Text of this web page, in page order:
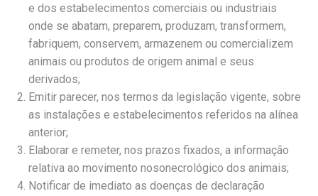
e dos estabelecimentos comerciais ou industriais
onde se abatam, preparem, produzam, transformem,
fabriquem, conservem, armazenem ou comercializem
animais ou produtos de origem animal e seus
derivados;
Emitir parecer, nos termos da legislação vigente, sobre
as instalações e estabelecimentos referidos na alínea
anterior;
Elaborar e remeter, nos prazos fixados, a informação
relativa ao movimento nosonecrológico dos animais;
Notificar de imediato as doenças de declaração